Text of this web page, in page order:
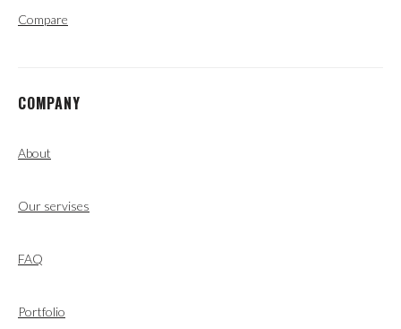
Compare
COMPANY
About
Our servises
FAQ
Portfolio